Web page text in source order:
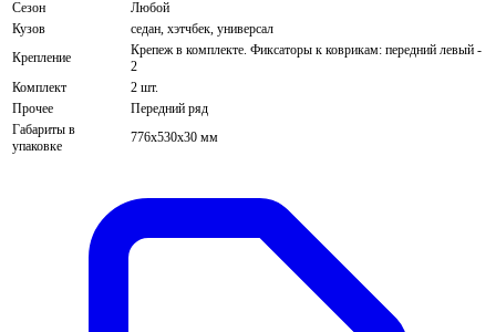
Сезон
Любой
Кузов
седан, хэтчбек, универсал
Крепление
Крепеж в комплекте. Фиксаторы к коврикам: передний левый -
2
Комплект
2 шт.
Прочее
Передний ряд
Габариты в
упаковке
776х530х30 мм